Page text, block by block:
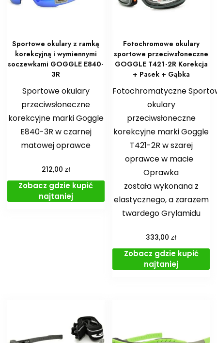
Sportowe okulary z ramką
korekcyjną i wymiennymi
soczewkami GOGGLE E840-
3R
Sportowe okulary
przeciwsłoneczne
korekcyjne marki Goggle
E840-3R w czarnej
matowej oprawce
212,00 zł
Zobacz gdzie kupić
najtaniej
Fotochromowe okulary
sportowe przeciwsłoneczne
GOGGLE T421-2R Korekcja
+ Pasek + Gąbka
Fotochromatyczne
okulary
przeciwsłoneczne
korekcyjne marki Goggle
T421-2R w szarej
oprawce w macie
Oprawka
została wykonana z
elastycznego, a zarazem
twardego Grylamidu
333,00zł
Zobacz gdzie kupić
najtaniej